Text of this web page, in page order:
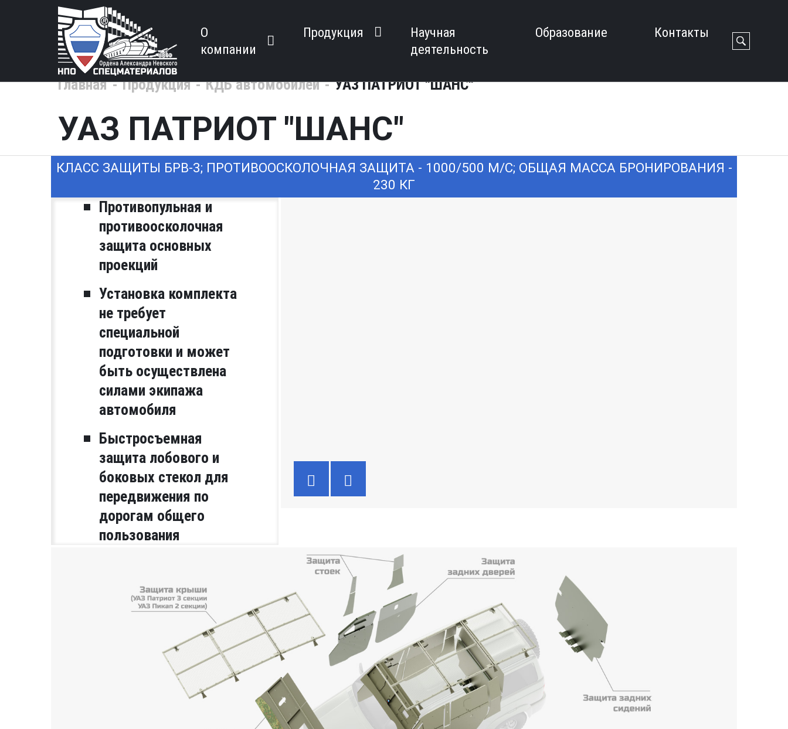
О
компании
Продукция
Научная
деятельность
Образование Контакты
Главная Продукция КДБ автомобилей УАЗ ПАТРИОТ "ШАНС"
УАЗ ПАТРИОТ "ШАНС"
КЛАСС ЗАЩИТЫ БРВ-3; ПРОТИВООСКОЛОЧНАЯ ЗАЩИТА - 1000/500 М/С; ОБЩАЯ МАССА БРОНИРОВАНИЯ -
230 КГ
Противопульная и
противоосколочная
защита основных
проекций
Установка комплекта
не требует
специальной
подготовки и может
быть осуществлена
силами экипажа
автомобиля
Быстросъемная
защита лобового и
боковых стекол для
передвижения по
дорогам общего
пользования